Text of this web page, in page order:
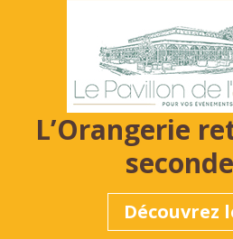
L’Orangerie
Découvrez